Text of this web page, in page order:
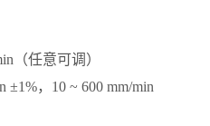
（任意可调）
±1%，10 ~ 600 mm/min